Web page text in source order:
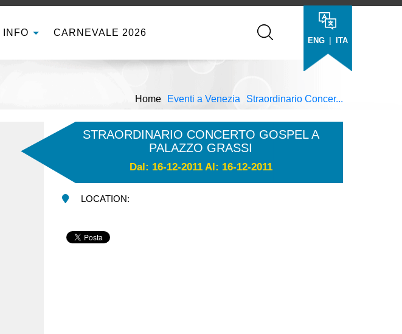
INFO CARNEVALE 2026
ENG | ITA
Home Eventi a Venezia Straordinario Concer...
STRAORDINARIO CONCERTO GOSPEL A
PALAZZO GRASSI
Dal: 16-12-2011 Al: 16-12-2011
LOCATION: